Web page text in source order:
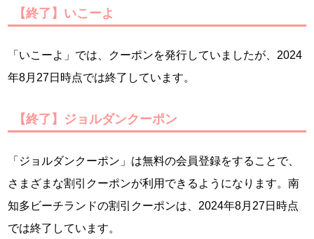
【終了】いこーよ
「いこーよ」では、クーポンを発行していましたが、2024
年8月27日時点では終了しています。
【終了】ジョルダンクーポン
「ジョルダンクーポン」は無料の会員登録をすることで、
さまざまな割引クーポンが利用できるようになります。南
知多ビーチランドの割引クーポンは、2024年8月27日時点
では終了しています。